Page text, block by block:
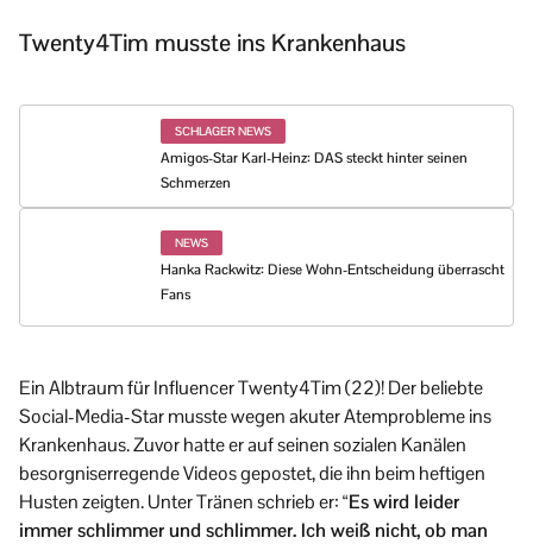
Twenty4Tim musste ins Krankenhaus
SCHLAGER NEWS
Amigos-Star Karl-Heinz: DAS steckt hinter seinen
Schmerzen
NEWS
Hanka Rackwitz: Diese Wohn-Entscheidung überrascht
Fans
Ein Albtraum für Influencer Twenty4Tim (22)! Der beliebte
Social-Media-Star musste wegen akuter Atemprobleme ins
Krankenhaus. Zuvor hatte er auf seinen sozialen Kanälen
besorgniserregende Videos gepostet, die ihn beim heftigen
Husten zeigten. Unter Tränen schrieb er:“Es wird leider
immer schlimmer und schlimmer. Ich weiß nicht, ob man